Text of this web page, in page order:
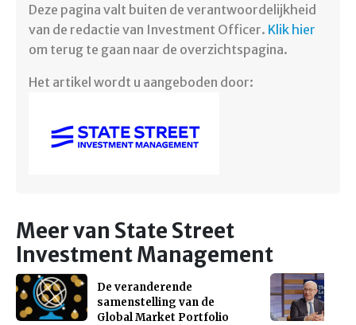
Deze pagina valt buiten de verantwoordelijkheid
van de redactie van Investment Officer. Klik hier
om terug te gaan naar de overzichtspagina.
Het artikel wordt u aangeboden door:
Meer van State Street
Investment Management
De veranderende
samenstelling van de
Global Market Portfolio